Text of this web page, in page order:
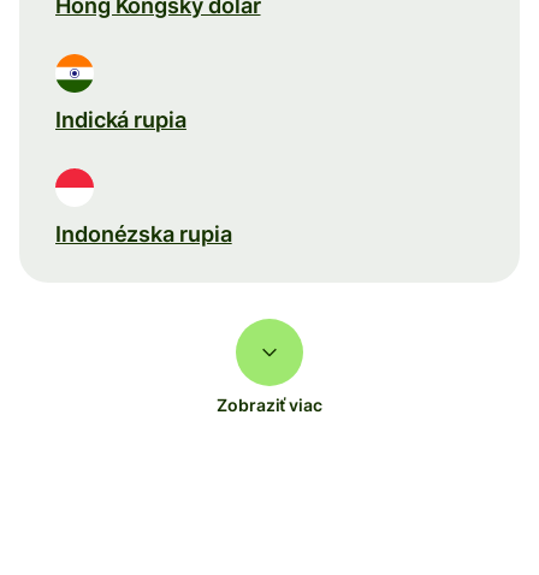
Hong Kongský dolár
Indická rupia
Indonézska rupia
Zobraziť viac